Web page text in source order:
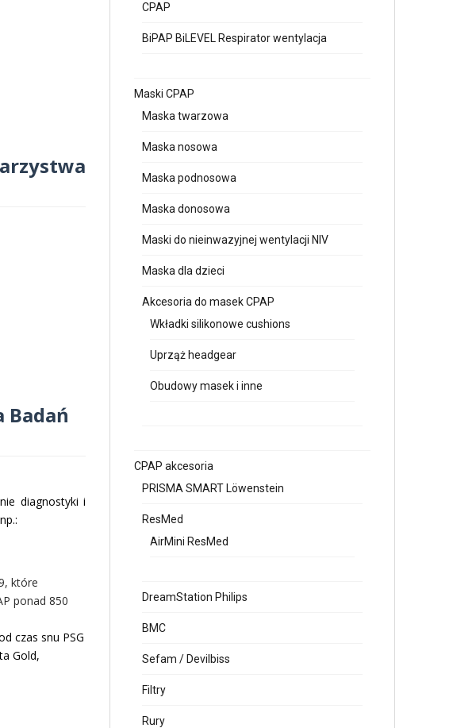
Badań
diagnostyki i
które
ponad 850
czas snu PSG
Gold,
CPAP
BiPAP BiLEVEL Respirator wentylacja
Maski CPAP
Maska twarzowa
Maska nosowa
Maska podnosowa
Maska donosowa
Maski do nieinwazyjnej wentylacji NIV
Maska dla dzieci
Akcesoria do masek CPAP
Wkładki silikonowe cushions
Uprząż headgear
Obudowy masek i inne
CPAP akcesoria
PRISMA SMART Löwenstein
ResMed
AirMini ResMed
DreamStation Philips
BMC
Sefam / Devilbiss
Filtry
Rury